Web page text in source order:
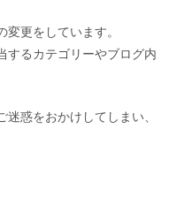
更をしています。
するカテゴリーやブログ内
惑をおかけしてしまい、